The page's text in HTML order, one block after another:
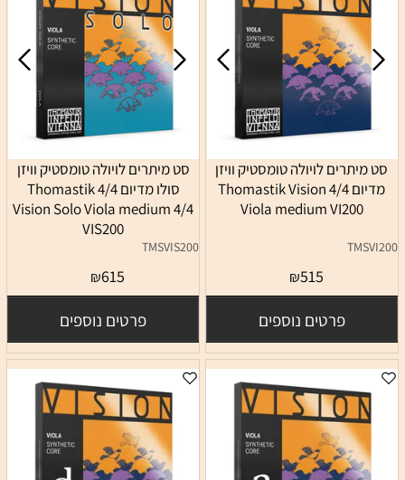
סט מיתרים לויולה טומסטיק וויזן
מדיום 4/4 Thomastik Vision
Viola medium VI200
TMSVI200
₪515
פרטים נוספים
סט מיתרים לויולה טומסטיק וויזן
סולו מדיום 4/4 Thomastik
Vision Solo Viola medium 4/4
VIS200
TMSVIS200
₪615
פרטים נוספים